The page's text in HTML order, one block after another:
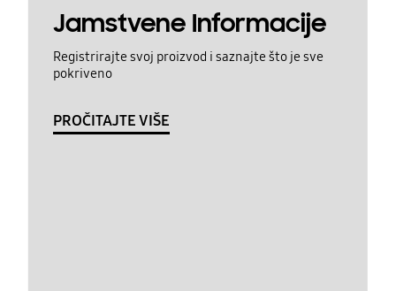
Jamstvene Informacije
Registrirajte svoj proizvod i saznajte što je sve
pokriveno
PROČITAJTE VIŠE